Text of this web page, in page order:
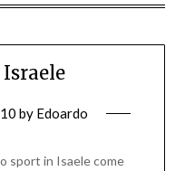
by Edoardo
sport in Isaele come